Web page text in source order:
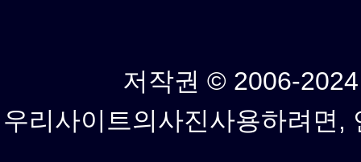
저작권 © 2006-
우리사이트의사진사용하려면,